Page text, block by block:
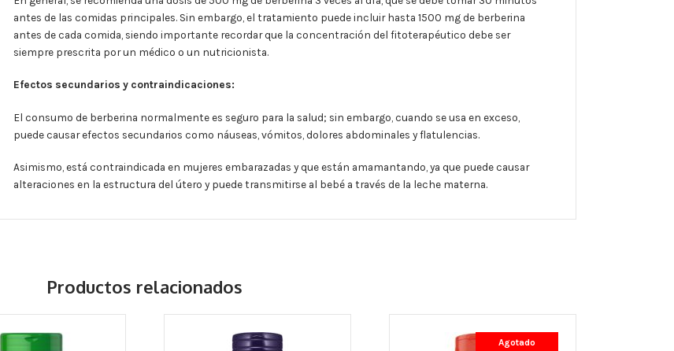
antes de las comidas principales. Sin embargo, el tratamiento puede incluir hasta 1500 mg de berberina
antes de cada comida, siendo importante recordar que la concentración del fitoterapéutico debe ser
siempre prescrita por un médico o un nutricionista.
Efectos secundarios y contraindicaciones:
El consumo de berberina normalmente es seguro para la salud; sin embargo, cuando se usa en exceso,
puede causar efectos secundarios como náuseas, vómitos, dolores abdominales y flatulencias.
Asimismo, está contraindicada en mujeres embarazadas y que están amamantando, ya que puede causar
alteraciones en la estructura del útero y puede transmitirse al bebé a través de la leche materna.
Productos relacionados
Agotado